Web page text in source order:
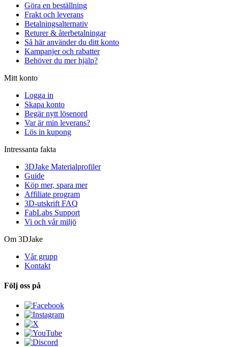
Göra en beställning
Frakt och leverans
Betalningsalternativ
Returer & återbetalningar
Så här använder du ditt konto
Kampanjer och rabatter
Behöver du mer hjälp?
Mitt konto
Logga in
Skapa konto
Begär nytt lösenord
Var är min leverans?
Lös in kupong
Intressanta fakta
3DJake Materialprofiler
Guide
Köp mer, spara mer
Affiliate program
3D-utskrift FAQ
FabLabs Support
Vi och vår miljö
Om 3DJake
Vår grupp
Kontakt
Följ oss på